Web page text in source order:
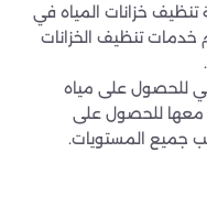
تنظيف خزانات المياه في
خدمات تنظيف الخزانات
للحصول على مياه
للحصول على
جميع المستويات.